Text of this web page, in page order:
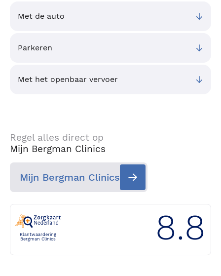
Met de auto
Parkeren
Met het openbaar vervoer
Regel alles direct op
Mijn Bergman Clinics
Mijn Bergman Clinics
Klantwaardering
Bergman Clinics
8.8